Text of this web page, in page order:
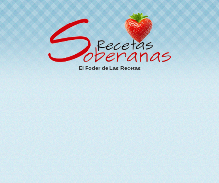
El Poder de Las Recetas